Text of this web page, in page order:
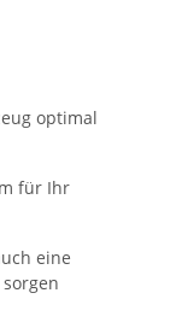
optimal
für Ihr
eine